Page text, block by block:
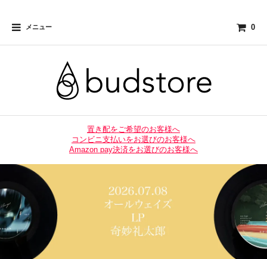
メニュー 0
置き配をご希望のお客様へ
コンビニ支払いをお選びのお客様へ
Amazon pay決済をお選びのお客様へ